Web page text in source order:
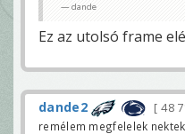
dande
Ez az utolsó frame
dande2 48
remélem megfelelek